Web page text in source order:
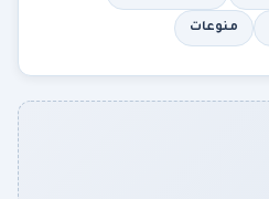
منوعات